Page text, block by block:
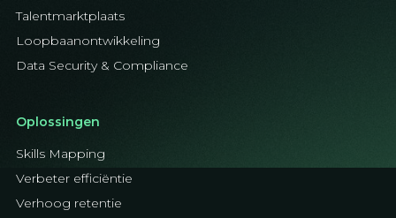
Talentmarktplaats
Loopbaanontwikkeling
Data Security & Compliance
Oplossingen
Skills Mapping
Verbeter efficiëntie
Verhoog retentie